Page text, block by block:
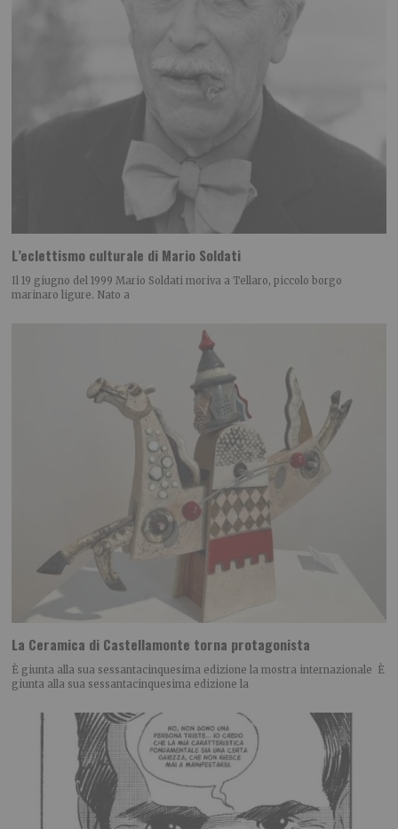
L’eclettismo culturale di Mario Soldati
Il 19 giugno del 1999 Mario Soldati moriva a Tellaro, piccolo borgo
marinaro ligure. Nato a
La Ceramica di Castellamonte torna protagonista
È giunta alla sua sessantacinquesima edizione la mostra internazionale È
giunta alla sua sessantacinquesima edizione la